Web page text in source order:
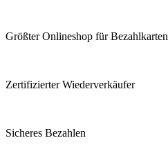
Größter Onlineshop für Bezahlkarten
Zertifizierter Wiederverkäufer
Sicheres Bezahlen